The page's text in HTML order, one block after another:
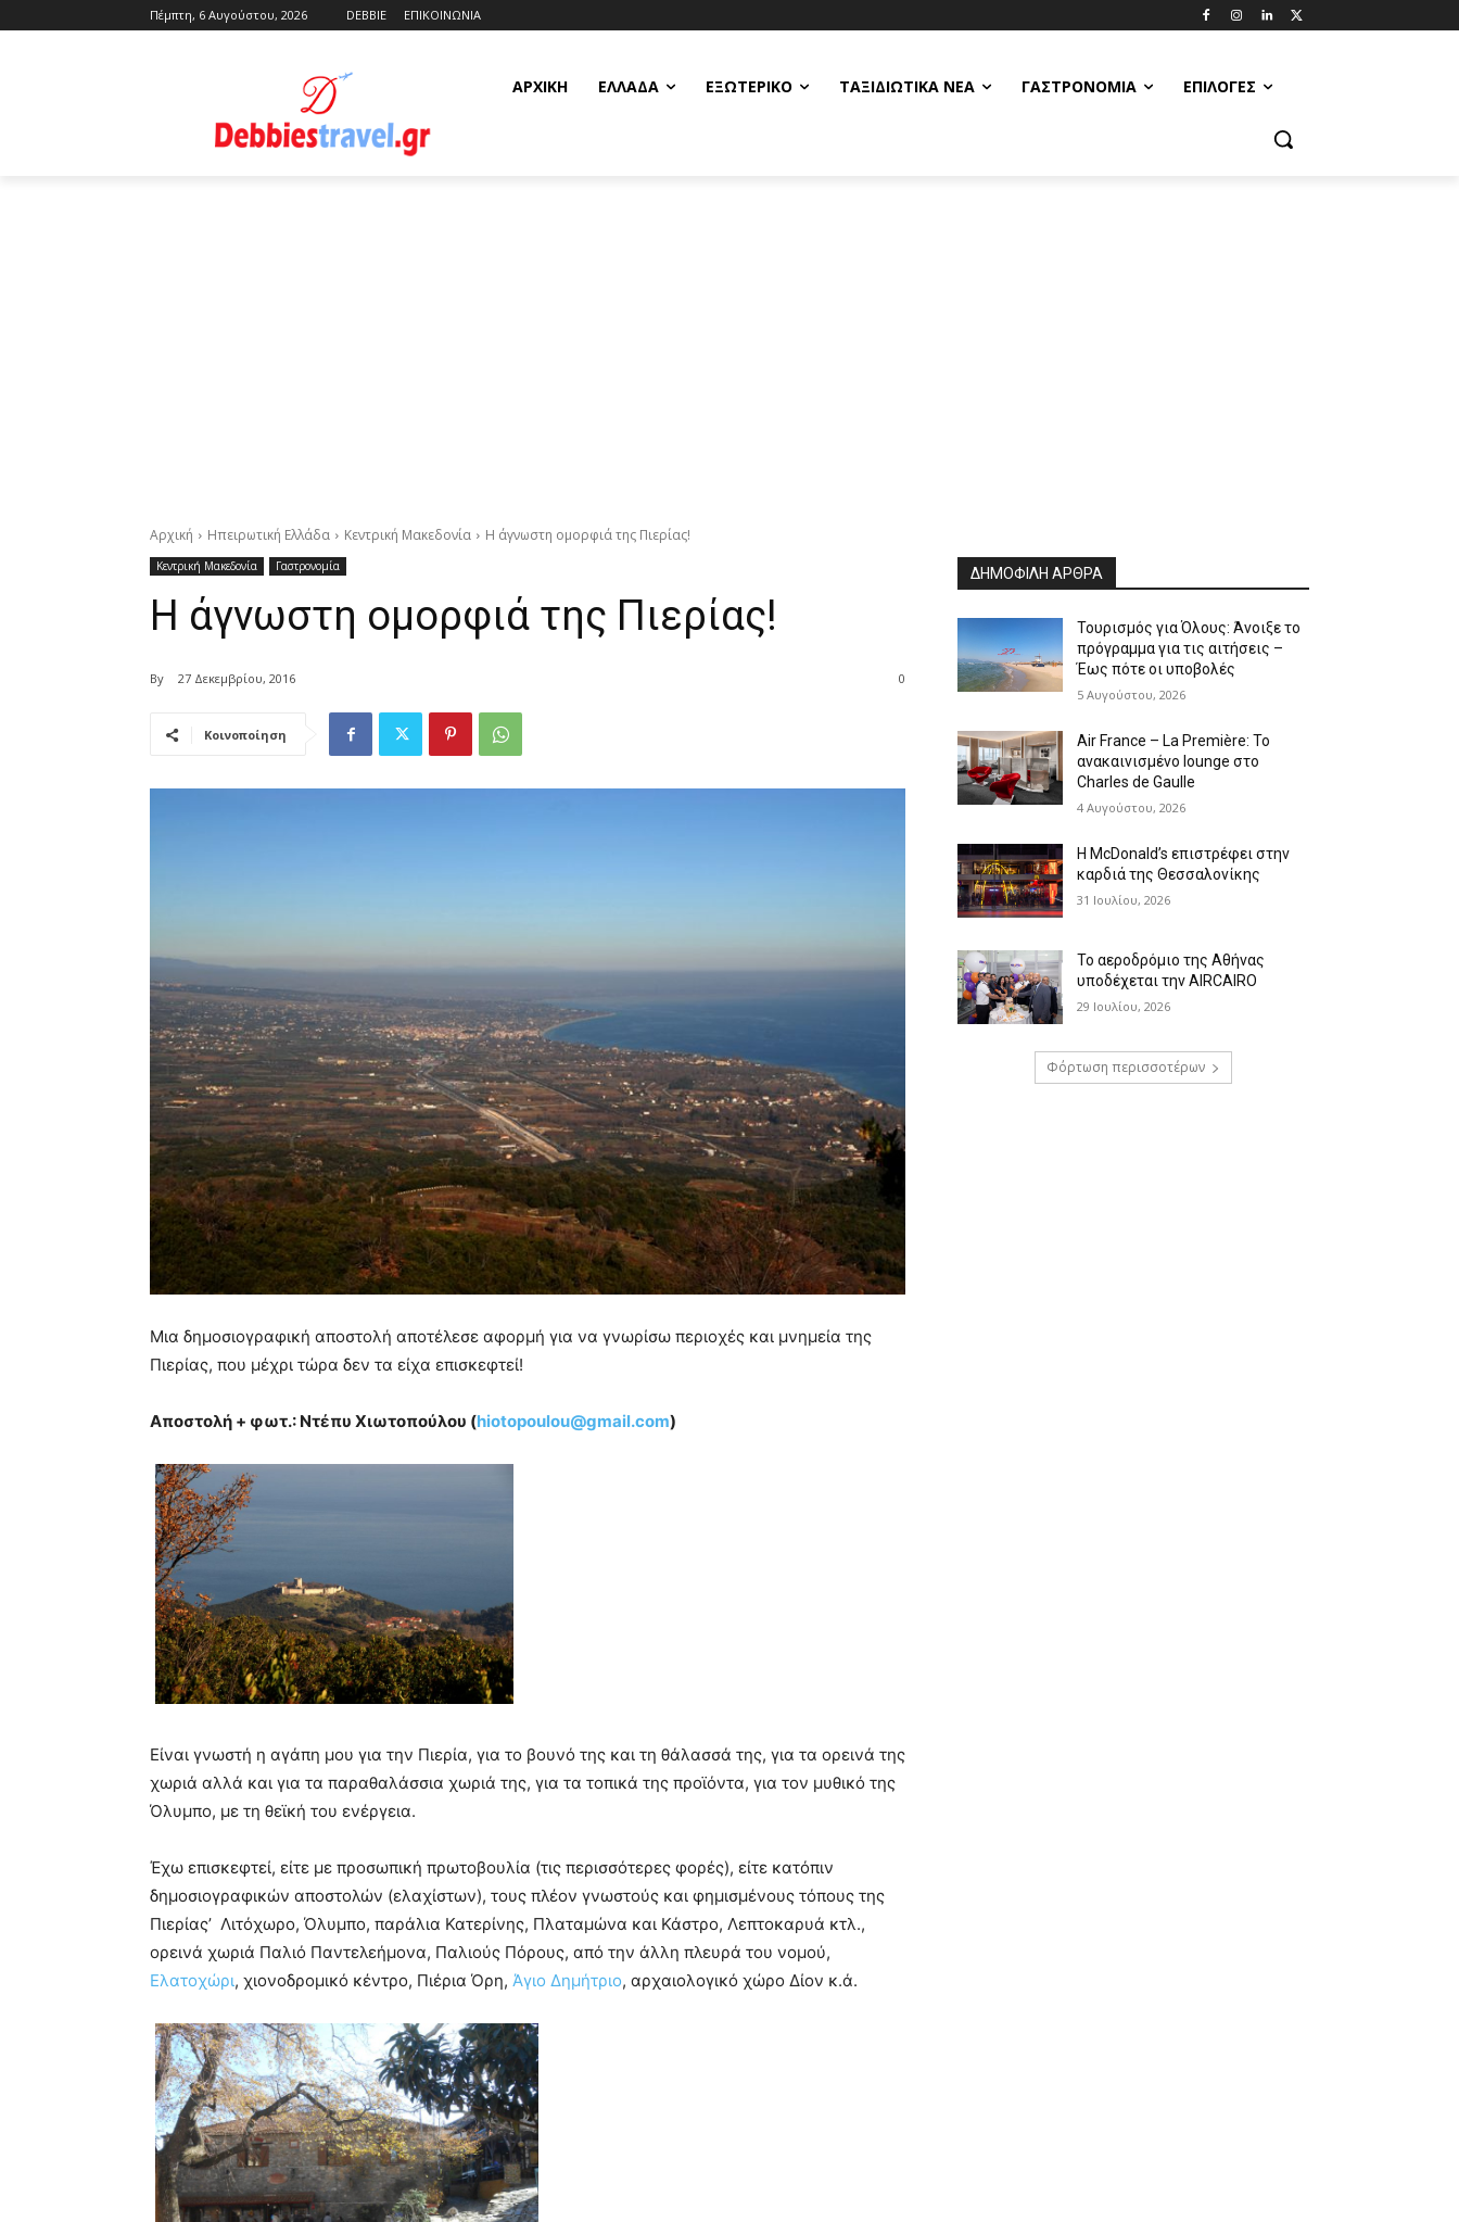
Πέμπτη, 6 Αυγούστου, 2026 DEBBIE ΕΠΙΚΟΙΝΩΝΙΑ
ΑΡΧΙΚΗ ΕΛΛΆΔΑ ΕΞΩΤΕΡΙΚΌ ΤΑΞΙΔΙΩΤΙΚΆ ΝΈΑ ΓΑΣΤΡΟΝΟΜΊΑ ΕΠΙΛΟΓΈΣ
Αρχική Ηπειρωτική Ελλάδα Κεντρική Μακεδονία Η άγνωστη ομορφιά της Πιερίας!
Κεντρική Μακεδονία Γαστρονομία
Η άγνωστη ομορφιά της Πιερίας!
By 27 Δεκεμβρίου, 2016 0
Κοινοποίηση
Μια δημοσιογραφική αποστολή αποτέλεσε αφορμή για να γνωρίσω περιοχές και μνημεία της
Πιερίας, που μέχρι τώρα δεν τα είχα επισκεφτεί!
Αποστολή + φωτ.: Ντέπυ Χιωτοπούλου (hiotopoulou@gmail.com)
Είναι γνωστή η αγάπη μου για την Πιερία, για το βουνό της και τη θάλασσά της, για τα ορεινά της
χωριά αλλά και για τα παραθαλάσσια χωριά της, για τα τοπικά της προϊόντα, για τον μυθικό της
Όλυμπο, με τη θεϊκή του ενέργεια.
Έχω επισκεφτεί, είτε με προσωπική πρωτοβουλία (τις περισσότερες φορές), είτε κατόπιν
δημοσιογραφικών αποστολών (ελαχίστων), τους πλέον γνωστούς και φημισμένους τόπους της
Πιερίας’ Λιτόχωρο, Όλυμπο, παράλια Κατερίνης, Πλαταμώνα και Κάστρο, Λεπτοκαρυά κτλ.,
ορεινά χωριά Παλιό Παντελεήμονα, Παλιούς Πόρους, από την άλλη πλευρά του νομού,
Ελατοχώρι, χιονοδρομικό κέντρο, Πιέρια Όρη, Άγιο Δημήτριο, αρχαιολογικό χώρο Δίον κ.ά.
ΔΗΜΟΦΙΛΗ ΑΡΘΡΑ
Τουρισμός για Όλους: Άνοιξε το
πρόγραμμα για τις αιτήσεις –
Έως πότε οι υποβολές
5 Αυγούστου, 2026
Air France – La Première: Το
ανακαινισμένο lounge στο
Charles de Gaulle
4 Αυγούστου, 2026
Η McDonald’s επιστρέφει στην
καρδιά της Θεσσαλονίκης
31 Ιουλίου, 2026
Το αεροδρόμιο της Αθήνας
υποδέχεται την AIRCAIRO
29 Ιουλίου, 2026
Φόρτωση περισσοτέρων